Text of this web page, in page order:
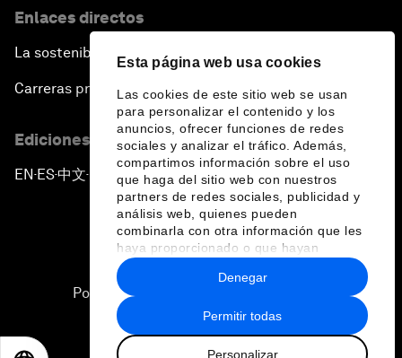
Esta página web usa cookies
Las cookies de este sitio web se usan
para personalizar el contenido y los
anuncios, ofrecer funciones de redes
sociales y analizar el tráfico. Además,
compartimos información sobre el uso
que haga del sitio web con nuestros
partners de redes sociales, publicidad y
análisis web, quienes pueden
combinarla con otra información que les
haya proporcionado o que hayan
recopilado a partir del uso que haya
hecho de sus servicios.
Permitir todas
Personalizar
Denegar
Enlaces directos
La sostenibilidad en el Foro
Carreras profesionales
Ediciones en otros idiomas
EN ▪ ES▪中文▪ 日本語
Política de privacidad y normas de uso